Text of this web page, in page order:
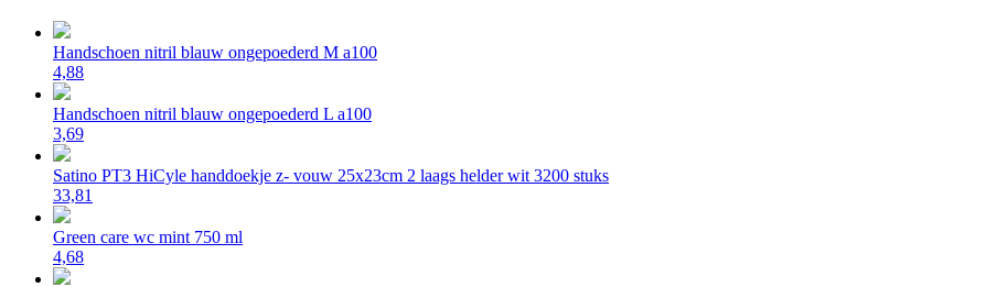
Handschoen nitril blauw ongepoederd M a100
4,88
Handschoen nitril blauw ongepoederd L a100
3,69
Satino PT3 HiCyle handdoekje z- vouw 25x23cm 2 laags helder wit 3200 stuks
33,81
Green care wc mint 750 ml
4,68